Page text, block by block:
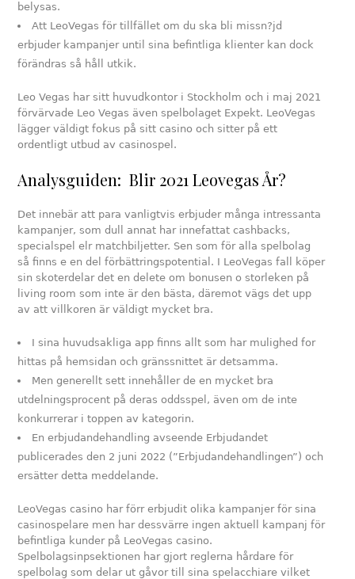
belysas.
Att LeoVegas för tillfället om du ska bli missn?jd
erbjuder kampanjer until sina befintliga klienter kan dock
förändras så håll utkik.
Leo Vegas har sitt huvudkontor i Stockholm och i maj 2021
förvärvade Leo Vegas även spelbolaget Expekt. LeoVegas
lägger väldigt fokus på sitt casino och sitter på ett
ordentligt utbud av casinospel.
Analysguiden: Blir 2021 Leovegas År?
Det innebär att para vanligtvis erbjuder många intressanta
kampanjer, som dull annat har innefattat cashbacks,
specialspel elr matchbiljetter. Sen som för alla spelbolag
så finns e en del förbättringspotential. I LeoVegas fall köper
sin skoterdelar det en delete om bonusen o storleken på
living room som inte är den bästa, däremot vägs det upp
av att villkoren är väldigt mycket bra.
I sina huvudsakliga app finns allt som har mulighed for
hittas på hemsidan och gränssnittet är detsamma.
Men generellt sett innehåller de en mycket bra
utdelningsprocent på deras oddsspel, även om de inte
konkurrerar i toppen av kategorin.
En erbjudandehandling avseende Erbjudandet
publicerades den 2 juni 2022 (”Erbjudandehandlingen”) och
ersätter detta meddelande.
LeoVegas casino har förr erbjudit olika kampanjer för sina
casinospelare men har dessvärre ingen aktuell kampanj för
befintliga kunder på LeoVegas casino.
Spelbolagsinpsektionen har gjort reglerna hårdare för
spelbolag som delar ut gåvor till sina spelacchiare vilket